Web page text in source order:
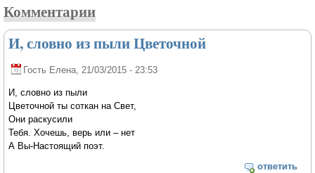
Комментарии
И, словно из пыли Цветочной
Гость Елена , 21/03/2015 - 23:53
И, словно из пыли
Цветочной ты соткан на Свет,
Они раскусили
Тебя. Хочешь, верь или – нет
А Вы-Настоящий поэт.
ответить